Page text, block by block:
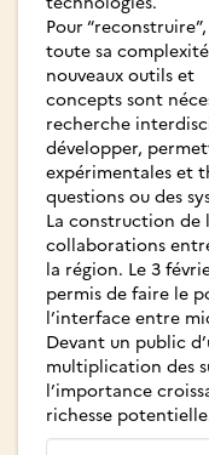
Pour
toute sa
nouveaux outils et
concepts sont
recherche
développer,
expérimentales et
questions ou des
La construction de
collaborations
la région. Le 3
permis de faire le
l’interface entre
Devant un public
multiplication des
l’importance
richesse